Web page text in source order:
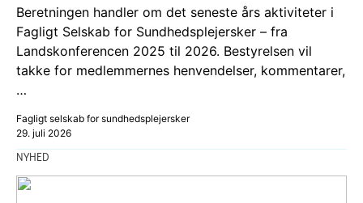
Beretningen handler om det seneste års aktiviteter i
Fagligt Selskab for Sundhedsplejersker – fra
Landskonferencen 2025 til 2026. Bestyrelsen vil
takke for medlemmernes henvendelser, kommentarer,
…
Fagligt selskab for sundhedsplejersker
29. juli 2026
NYHED